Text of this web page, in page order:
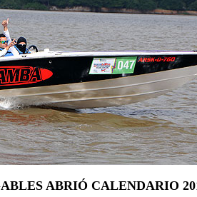
ABRIÓ CALENDARIO